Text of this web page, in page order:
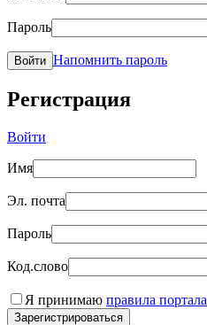
Пароль
Войти Напомнить пароль
Регистрация
Войти
Имя
Эл. почта
Пароль
Код.слово
Я принимаю правила портала
Зарегистрироваться